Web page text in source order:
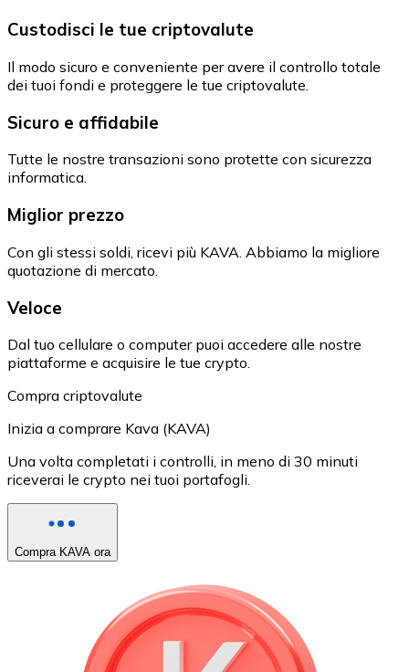
Custodisci le tue criptovalute
Il modo sicuro e conveniente per avere il controllo totale
dei tuoi fondi e proteggere le tue criptovalute.
Sicuro e affidabile
Tutte le nostre transazioni sono protette con sicurezza
informatica.
Miglior prezzo
Con gli stessi soldi, ricevi più KAVA. Abbiamo la migliore
quotazione di mercato.
Veloce
Dal tuo cellulare o computer puoi accedere alle nostre
piattaforme e acquisire le tue crypto.
Compra criptovalute
Inizia a comprare Kava (KAVA)
Una volta completati i controlli, in meno di 30 minuti
riceverai le crypto nei tuoi portafogli.
Compra KAVA ora